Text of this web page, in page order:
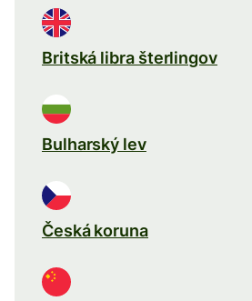
Britská libra šterlingov
Bulharský lev
Česká koruna